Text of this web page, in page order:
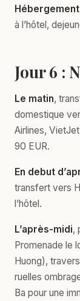
Hébergement
à l’hôtel,
Jour 6 :
Le matin,
domestique
Airlines,
90 EUR.
En debut
transfert vers
l’hôtel.
L’après-midi,
Promenade le
Huong),
ruelles
Ba pour une